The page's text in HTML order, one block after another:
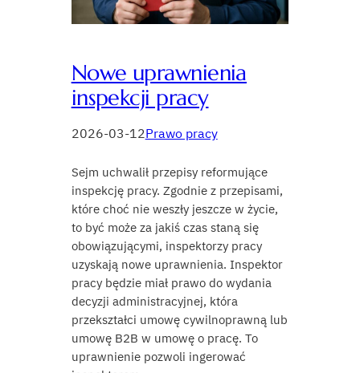
Nowe uprawnienia
inspekcji pracy
2026-03-12Prawo pracy
Sejm uchwalił przepisy reformujące
inspekcję pracy. Zgodnie z przepisami,
które choć nie weszły jeszcze w życie,
to być może za jakiś czas staną się
obowiązującymi, inspektorzy pracy
uzyskają nowe uprawnienia. Inspektor
pracy będzie miał prawo do wydania
decyzji administracyjnej, która
przekształci umowę cywilnoprawną lub
umowę B2B w umowę o pracę. To
uprawnienie pozwoli ingerować